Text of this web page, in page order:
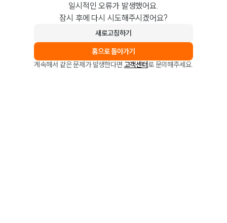
일시적인 오류가 발생했어요.
잠시 후에 다시 시도해주시겠어요?
새로고침하기
홈으로 돌아가기
계속해서 같은 문제가 발생한다면 고객센터로 문의해주세요.